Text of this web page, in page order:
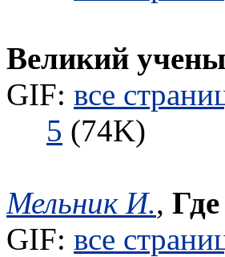
Великий
GIF: все
5 (74K)
Мельник И.,
GIF: все